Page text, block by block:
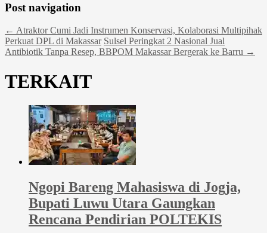
Post navigation
← Atraktor Cumi Jadi Instrumen Konservasi, Kolaborasi Multipihak
Perkuat DPL di Makassar Sulsel Peringkat 2 Nasional Jual
Antibiotik Tanpa Resep, BBPOM Makassar Bergerak ke Barru →
TERKAIT
Ngopi Bareng Mahasiswa di Jogja,
Bupati Luwu Utara Gaungkan
Rencana Pendirian POLTEKIS